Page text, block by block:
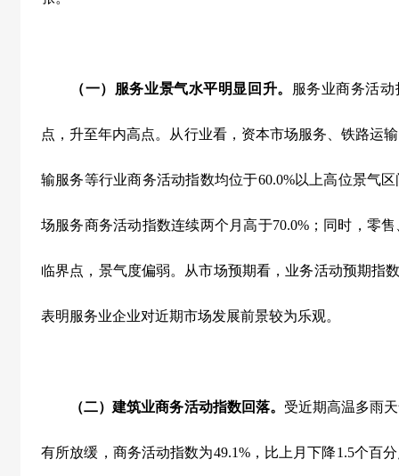
（一）服务业景气水平明显回升。 服务业商务活动
点，升至年内高点。从行业看，资本市场服务、铁路运
输服务等行业商务活动指数均位于60.0%以上高位景气
场服务商务活动指数连续两个月高于70.0%；同时，零
临界点，景气度偏弱。从市场预期看，业务活动预期指
表明服务业企业对近期市场发展前景较为乐观。
（二）建筑业商务活动指数回落。 受近期高温多雨
有所放缓，商务活动指数为49.1%，比上月下降1.5个百